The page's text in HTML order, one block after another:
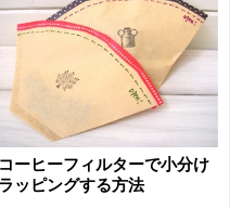
せた位置で下向きに折り
に向けて折ります。この
から1.5cm程度はみ出す
コーヒーフィルターで小分け
ラッピングする方法